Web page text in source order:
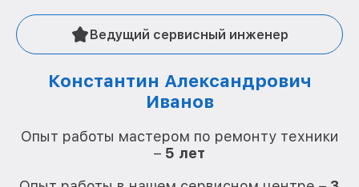
Ведущий сервисный инженер
Константин Александрович
Иванов
Опыт работы мастером по ремонту техники
– 5 лет